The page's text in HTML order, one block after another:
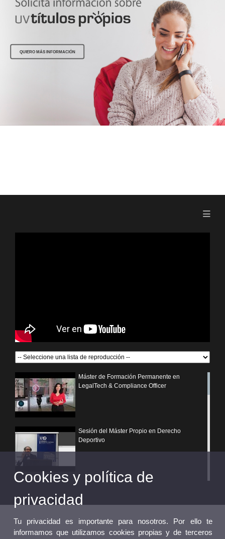
QUIERO MÁS INFORMACIÓN
Máster de Formación Permanente en
LegalTech & Compliance Officer
Sesión del Máster Propio en Derecho
Deportivo
¿Por qué elegir un postgrado propio de la
Universitat de València?
Cookies y política de
privacidad
Tu privacidad es importante para nosotros. Por ello te
informamos que utilizamos cookies propias y de terceros